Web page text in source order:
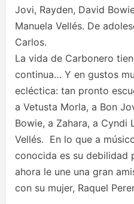
Jovi, Rayden, David
Manuela Vellés. De
Carlos.
La vida de Carbonero
continua… Y en gustos
ecléctica: tan pronto
a Vetusta Morla, a Bon
Bowie, a Zahara, a Cyndi
Vellés. En lo que a
conocida es su debilidad
ahora le une una gran
con su mujer, Raquel